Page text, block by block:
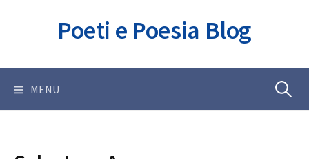
Poeti e Poesia Blog
MENU Ricerca